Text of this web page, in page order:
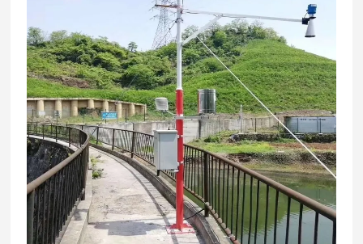
8、数据下载：自动下载数据到远程电脑上，
支持手动下载数据，并可通过USB下载数据、
传输数据时对测量不影响；
9、供电方式：220V市电
防
护
箱
野外专用，防湿防潮抗风，内置隔板、防护
板，外置锁具，内装采集仪等
标
配
供
电
系
220V市电供电/太阳能供电系统（太阳能板、
蓄电池、充放电控制器）
选
配